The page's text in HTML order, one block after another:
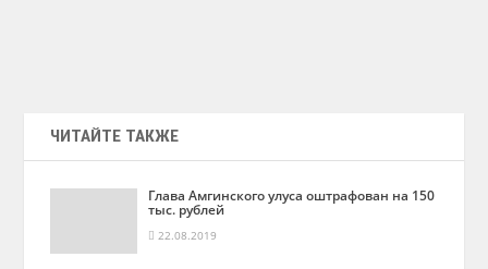
ЧИТАЙТЕ ТАКЖЕ
Глава Амгинского улуса оштрафован на 150
тыс. рублей
22.08.2019